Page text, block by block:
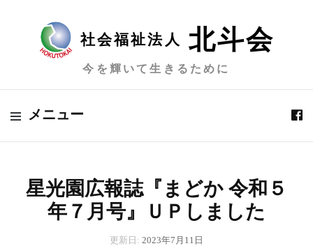
社会福祉法人 北斗会
今を輝いて生きるために
メニュー
星光園広報誌『まどか 令和５
年７月号』ＵＰしました
更新日: 2023年7月11日